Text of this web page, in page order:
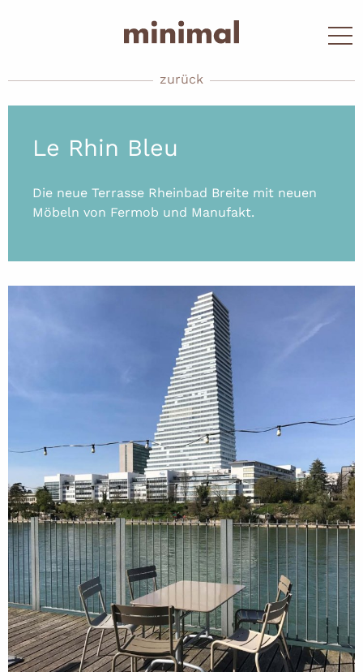
zurück
Le Rhin Bleu
Die neue Terrasse Rheinbad Breite mit neuen
Möbeln von Fermob und Manufakt.